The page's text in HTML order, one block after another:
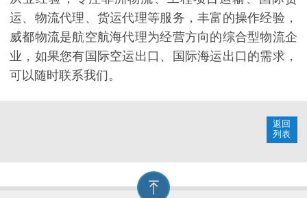
运、物流代理、货运代理等服务，丰富的操作经验，
威都物流是航空航海代理为经营方向的综合型物流企
业，如果您有国际空运出口、国际海运出口的需求，
可以随时联系我们。
返回
列表